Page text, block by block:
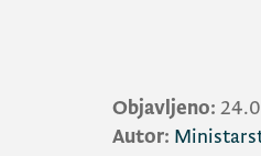
Objavljeno:
Autor: